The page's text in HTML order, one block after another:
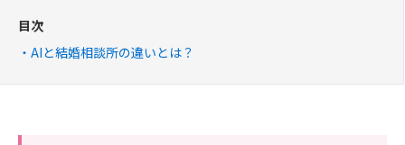
目次
AIと結婚相談所の違いとは？